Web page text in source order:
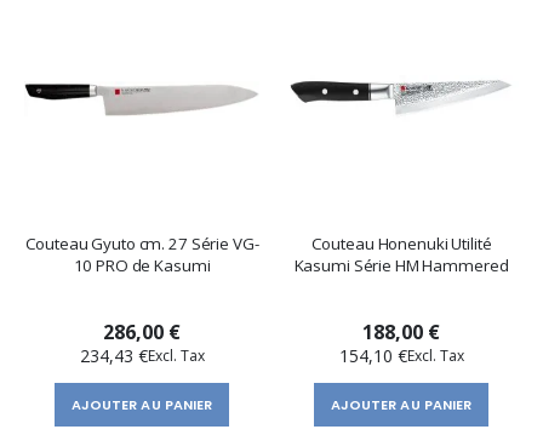
Couteau Gyuto cm. 27 Série VG-
10 PRO de Kasumi
286,00 €
234,43 €
AJOUTER AU PANIER
Couteau Honenuki Utilité
Kasumi Série HM Hammered
188,00 €
154,10 €
AJOUTER AU PANIER